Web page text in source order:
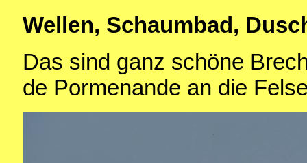
Wellen, Schaumbad,
Das sind ganz schöne
de Pormenande an die